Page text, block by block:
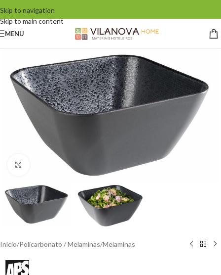
Skip to navigation
Skip to main content
MENU
Click to enlarge
Início/Policarbonato / Melaminas/Melaminas